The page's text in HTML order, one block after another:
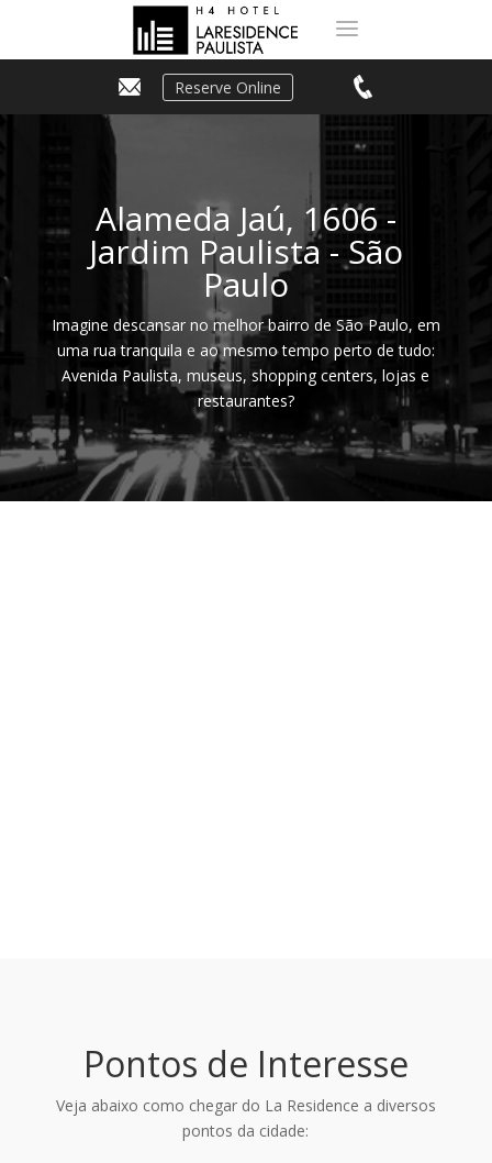
Reserve Online
Alameda Jaú, 1606 -
Jardim Paulista - São
Paulo
Imagine descansar no melhor bairro de São Paulo, em
uma rua tranquila e ao mesmo tempo perto de tudo:
Avenida Paulista, museus, shopping centers, lojas e
restaurantes?
Pontos de Interesse
Veja abaixo como chegar do La Residence a diversos
pontos da cidade: